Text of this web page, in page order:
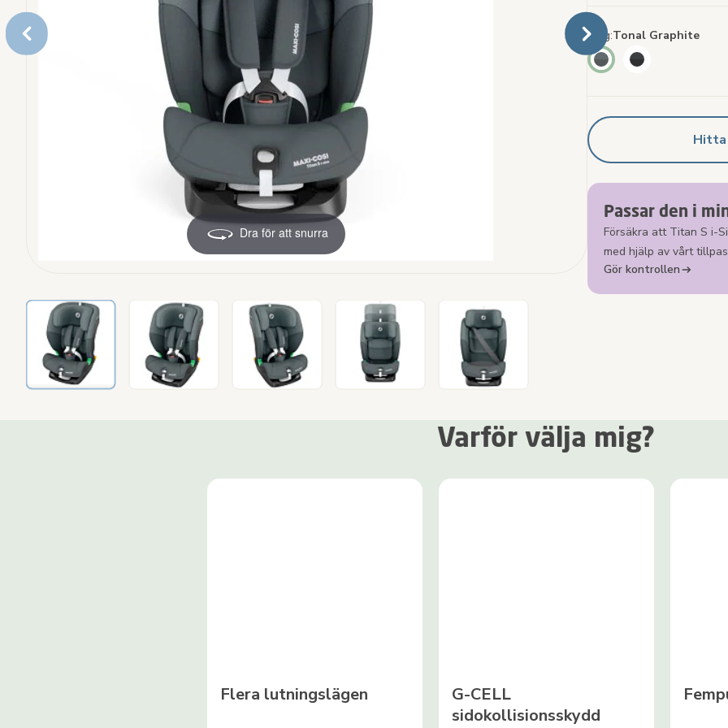
Matstolar
Dra för att snurra
Färg Tonal Graphite
Hitta
Passar den i
Försäkra att Titan S i-
med hjälp av vårt
Gör kontrollen
Varför välja mig?
Flera lutningslägen
G-CELL
sidokollisionsskydd